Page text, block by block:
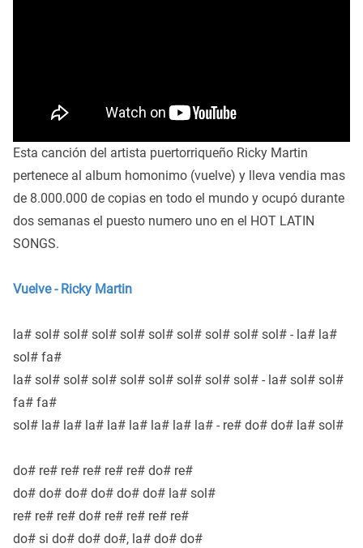
Esta canción del artista puertorriqueño Ricky Martin
pertenece al album homonimo (vuelve) y lleva vendia mas
de 8.000.000 de copias en todo el mundo y ocupó durante
dos semanas el puesto numero uno en el HOT LATIN
SONGS.
Vuelve - Ricky Martin
la# sol# sol# sol# sol# sol# sol# sol# sol# sol# - la# la#
sol# fa#
la# sol# sol# sol# sol# sol# sol# sol# sol# - la# sol# sol#
fa# fa#
sol# la# la# la# la# la# la# la# la# - re# do# do# la# sol#
do# re# re# re# re# re# do# re#
do# do# do# do# do# do# la# sol#
re# re# re# do# re# re# re# re#
do# si do# do# do#, la# do# do#